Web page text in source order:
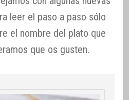
leer el paso a paso sólo
el nombre del plato que
que os gusten.